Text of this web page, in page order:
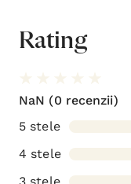
Rating
NaN (0 recenzii)
5 stele
4 stele